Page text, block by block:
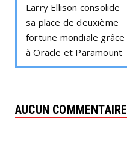
Larry Ellison consolide
sa place de deuxième
fortune mondiale grâce
à Oracle et Paramount
AUCUN COMMENTAIRE